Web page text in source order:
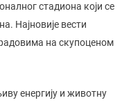
стадиона који се
Најновије вести
на скупоценом
енергију и животну